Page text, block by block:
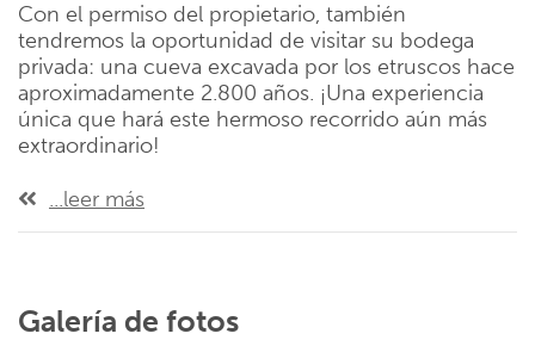
Con el permiso del propietario, también
tendremos la oportunidad de visitar su bodega
privada: una cueva excavada por los etruscos hace
aproximadamente 2.800 años. ¡Una experiencia
única que hará este hermoso recorrido aún más
extraordinario!
...leer más
Galería de fotos